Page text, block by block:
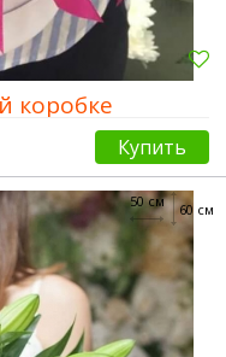
коробке
Купить
60 см
50 см